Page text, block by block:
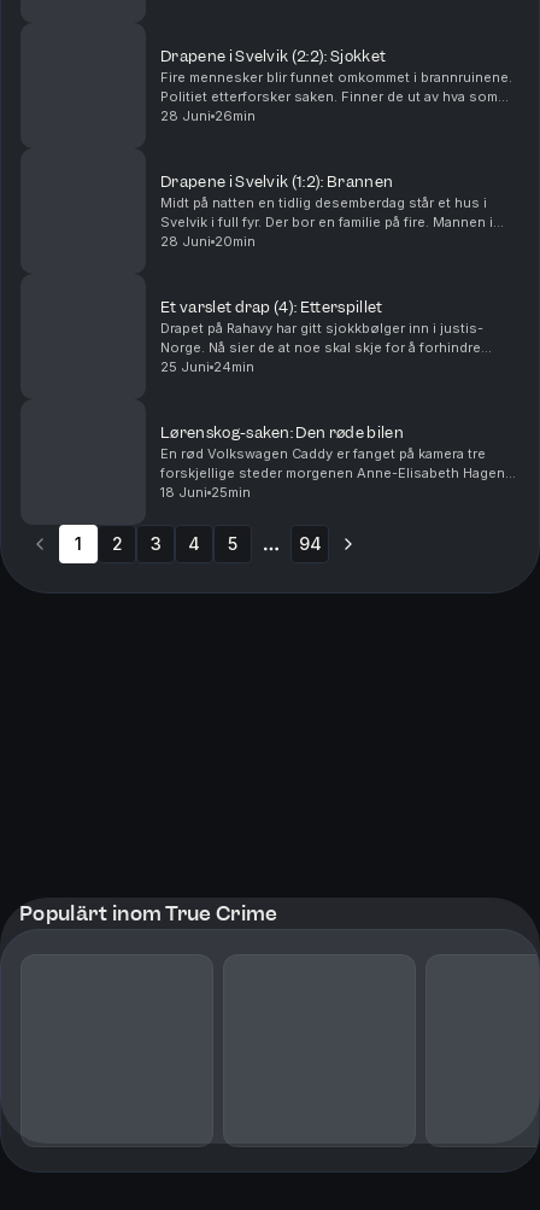
Drapene i Svelvik (2:2): Sjokket
Fire mennesker blir funnet omkommet i brannruinene.
Politiet etterforsker saken. Finner de ut av hva som
har skjedd? Og hvorfor? Ansvarlig redaktør Gard
28 Juni 26min
Drapene i Svelvik (1:2): Brannen
Midt på natten en tidlig desemberdag står et hus i
Svelvik i full fyr. Der bor en familie på fire. Mannen i
huset er brannmann. Hva har skjedd? Ansvarlig
28 Juni 20min
Et varslet drap (4): Etterspillet
Drapet på Rahavy har gitt sjokkbølger inn i justis-
Norge. Nå sier de at noe skal skje for å forhindre
lignende saker. Men kommer lovnadene til å bli fulgt
25 Juni 24min
Lørenskog-saken: Den røde bilen
En rød Volkswagen Caddy er fanget på kamera tre
forskjellige steder morgenen Anne-Elisabeth Hagen
forsvant. Politiet jakter svar: Hva gjorde den der?
18 Juni 25min
1 2 3 4 5 94
Populärt inom True Crime